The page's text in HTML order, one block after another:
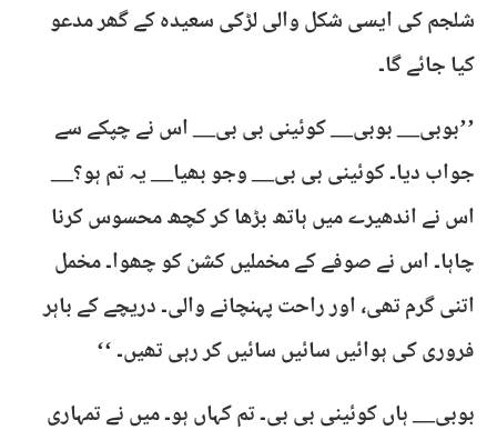
شلجم کی ایسی شکل والی لڑکی سعیدہ کے گھر مدعو
کیا جائے گا۔
’’بوبی__ بوبی__ کوئینی بی بی__ اس نے چپکے سے
جواب دیا۔ کوئینی بی بی__ وجو بھیا__ یہ تم ہو؟__
اس نے اندھیرے میں ہاتھ بڑھا کر کچھ محسوس کرنا
چاہا۔ اس نے صوفے کے مخملیں کشن کو چھوا۔ مخمل
اتنی گرم تھی، اور راحت پہنچانے والی۔ دریچے کے باہر
فروری کی ہوائیں سائیں سائیں کر رہی تھیں۔ ‘‘
بوبی__ ہاں کوئینی بی بی۔ تم کہاں ہو۔ میں نے تمہاری